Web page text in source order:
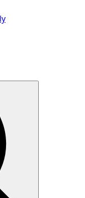
Search